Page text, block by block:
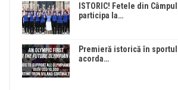
ISTORIC! Fetele din
participa la…
Premieră istorică în
acorda…